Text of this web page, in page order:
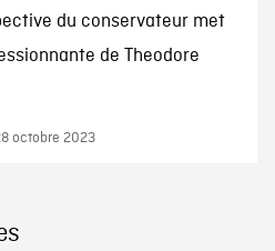
du conservateur met
de Theodore
octobre 2023